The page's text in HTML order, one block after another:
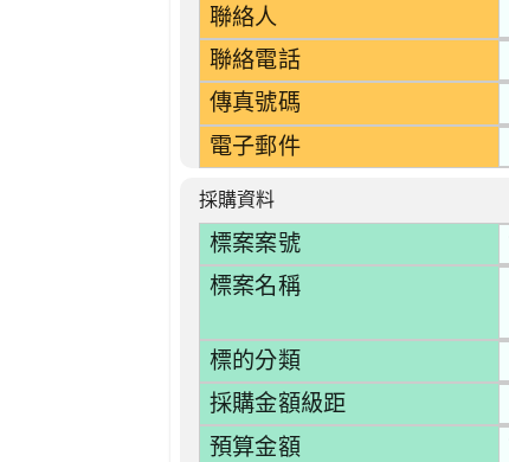
聯絡人
聯絡電話
傳真號碼
電子郵件
採購資料
標案案號
標案名稱
標的分類
採購金額級距
預算金額